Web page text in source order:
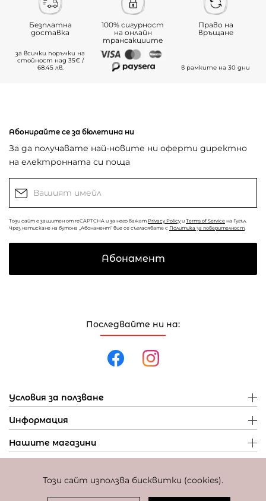
Този сайт използва бисквитки (cookies).
Безплатна
доставка
за всички поръчки на
стойност над 35€ /
68.45 лв.
100% сигурност
на онлайн
трансакциите
Право на
връщане
в рамките на 30 дни
Последвайте ни на:
Условия за ползване
Информация
Нашите магазини
Абонирайте се за бюлетина ни
За да получавате най-новите ни оферти директно
на електронната си поща
Този сайт е защитен от reCAPTCHA и за него важат Privacy Policy и Terms of Service на Гугъл.
Чрез натискане на бутона „Абонамент“ вие се съгласявате с Политика за поверителност
Абонамент